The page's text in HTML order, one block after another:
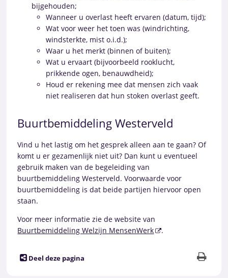
bijgehouden;
Wanneer u overlast heeft ervaren (datum, tijd);
Wat voor weer het toen was (windrichting,
windsterkte, mist o.i.d.);
Waar u het merkt (binnen of buiten);
Wat u ervaart (bijvoorbeeld rooklucht,
prikkende ogen, benauwdheid);
Houd er rekening mee dat mensen zich vaak
niet realiseren dat hun stoken overlast geeft.
Buurtbemiddeling Westerveld
Vind u het lastig om het gesprek alleen aan te gaan? Of
komt u er gezamenlijk niet uit? Dan kunt u eventueel
gebruik maken van de begeleiding van
buurtbemiddeling Westerveld. Voorwaarde voor
buurtbemiddeling is dat beide partijen hiervoor open
staan.
Voor meer informatie zie de website van
Buurtbemiddeling Welzijn MensenWerk
.
Deel deze pagina